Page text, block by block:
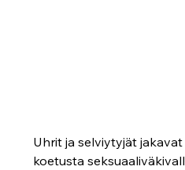
Uhrit ja selviytyjät
koetusta